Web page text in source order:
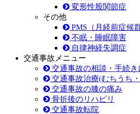
変形性股関節症
その他
PMS（月経前症候群
不眠・睡眠障害
自律神経失調症
交通事故メニュー
交通事故の相談・手続き
交通事故治療(むちうち
交通事故の膝の痛み
骨折後のリハビリ
交通事故転院